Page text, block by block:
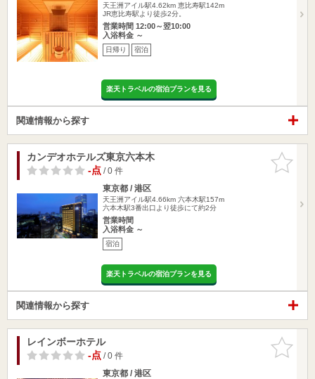
天王洲アイル駅4.62km 恵比寿駅142m
JR恵比寿駅より徒歩2分。
営業時間 12:00～翌10:00
入浴料金 ～
日帰り 宿泊
楽天トラベルの宿泊プランを見る
関連情報から探す
お気に入
りに追加
カンデオホテルズ東京六本木
-点/ 0 件
東京都 / 港区
天王洲アイル駅4.66km 六本木駅157m
六本木駅3番出口より徒歩にて約2分
営業時間
入浴料金 ～
宿泊
楽天トラベルの宿泊プランを見る
関連情報から探す
お気に入
りに追加
レインボーホテル
-点/ 0 件
東京都 / 港区